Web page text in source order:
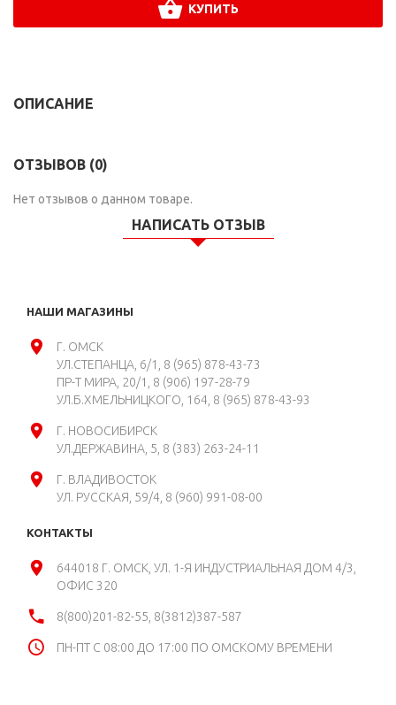
КУПИТЬ
ОПИСАНИЕ
ОТЗЫВОВ (0)
Нет отзывов о данном товаре.
НАПИСАТЬ ОТЗЫВ
НАШИ МАГАЗИНЫ
Г. ОМСК
УЛ.СТЕПАНЦА, 6/1
8 (965) 878-43-73
ПР-Т МИРА, 20/1
8 (906) 197-28-79
УЛ.Б.ХМЕЛЬНИЦКОГО, 164 8 (965) 878-43-93
Г. НОВОСИБИРСК
УЛ.ДЕРЖАВИНА, 5 8 (383) 263-24-11
Г. ВЛАДИВОСТОК
УЛ. РУССКАЯ, 59/4 8 (960) 991-08-00
КОНТАКТЫ
644018 Г. ОМСК, УЛ. 1-Я ИНДУСТРИАЛЬНАЯ ДОМ 4/3,
ОФИС 320
8(800)201-82-55, 8(3812)387-587
ПН-ПТ С 08:00 ДО 17:00 ПО ОМСКОМУ ВРЕМЕНИ